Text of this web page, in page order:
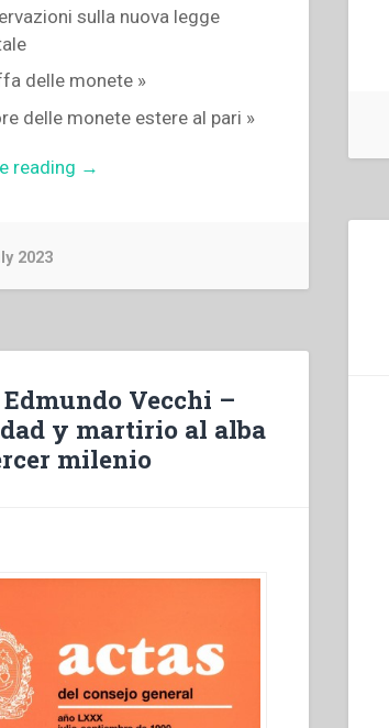
sulla nuova legge
delle monete »
delle monete estere al pari »
reading “Giovanni
sue
novelle.
Almanacco
pel
1863”
→
2023
Vecchi –
y martirio al alba
milenio